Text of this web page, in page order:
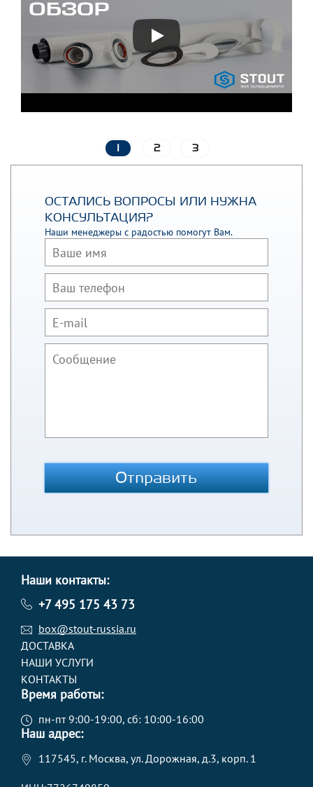
2 3
ОСТАЛИСЬ ВОПРОСЫ ИЛИ НУЖНА
КОНСУЛЬТАЦИЯ?
Наши менеджеры с радостью помогут Вам.
Отправить
Наши контакты:
+7 495 175 43 73
box@stout-russia.ru
ДОСТАВКА
НАШИ УСЛУГИ
КОНТАКТЫ
Время работы:
пн-пт 9:00-19:00, сб: 10:00-16:00
Наш адрес:
117545, г. Москва, ул. Дорожная, д.3, корп. 1